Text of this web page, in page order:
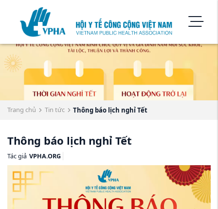
Trang chủ Tin tức Thông báo lịch nghỉ Tết
Thông báo lịch nghỉ Tết
Tác giả VPHA.ORG